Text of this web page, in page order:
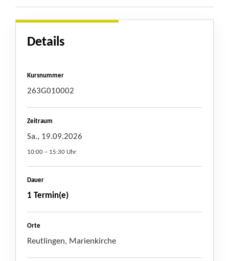
Details
Kursnummer
263G010002
Zeitraum
Sa., 19.09.2026
10:00 – 15:30 Uhr
Dauer
1 Termin(e)
Orte
Reutlingen, Marienkirche